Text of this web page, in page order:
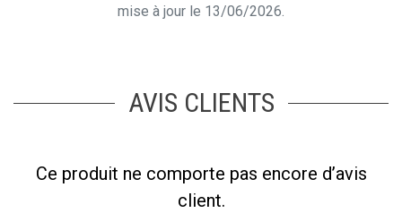
mise à jour le 13/06/2026.
AVIS CLIENTS
Ce produit ne comporte pas encore d’avis
client.